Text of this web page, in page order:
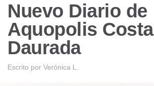
Nuevo Diario de
Aquopolis Costa
Daurada
Escrito por Verónica L.